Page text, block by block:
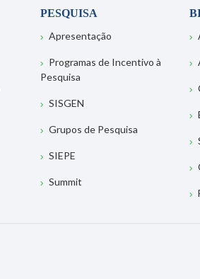
PESQUISA
Apresentação
Programas de Incentivo à
Pesquisa
SISGEN
Grupos de Pesquisa
SIEPE
Summit